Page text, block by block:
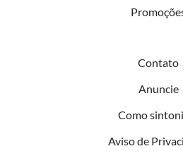
Contato
Anuncie
Como
Aviso de